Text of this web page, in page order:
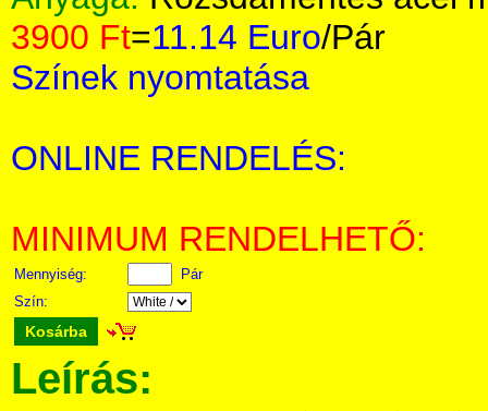
3900 Ft=11.14 Euro/Pár
Színek nyomtatása
ONLINE RENDELÉS:
MINIMUM RENDELHETŐ:
Mennyiség:
Pár
Szín:
Kosárba
Leírás: